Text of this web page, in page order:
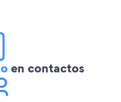
en contactos